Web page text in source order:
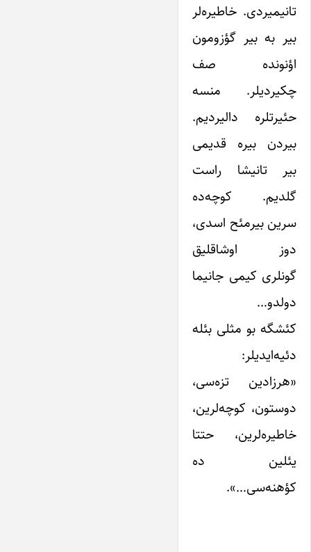
تانیمیردی. خاطیره‌لر
بیر به بیر گؤزومون
اؤنونده صف
چکیردیلر. منسه
حئیرتلره دالیردیم.
بیردن بیره قدیمی
بیر تانیشا راست
گلدیم. کوچه‌ده
سرین بیرمئح اسدی،
دوز اوشاقلیق
گونلری کیمی جانیما
دولدو…
کئشگه بو مثلی بئله
دئیه‌ایدیلر:
«هرزادین تزه‌سی،
دوستون، کوچه‌لرین،
خاطیره‌لرین، حتتا
یئلین ده
کؤهنه‌سی…».